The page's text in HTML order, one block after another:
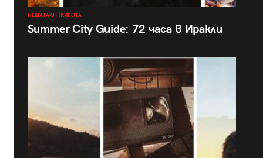
НЕЩАТА ОТ ЖИВОТА
Summer City Guide: 72 часа в Иракли